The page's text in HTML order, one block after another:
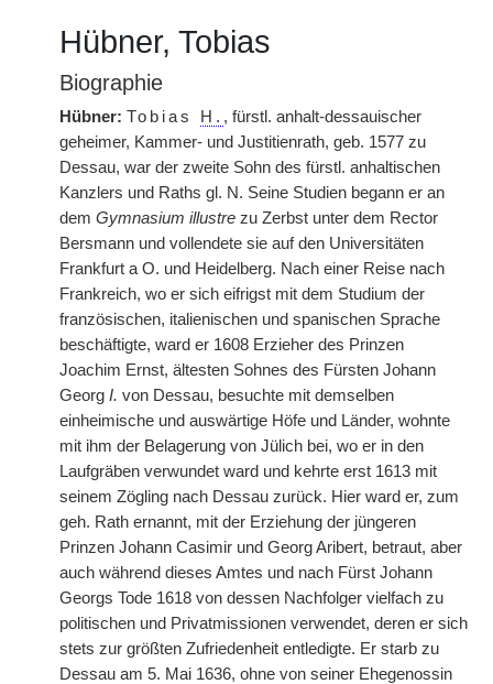
Hübner, Tobias
Biographie
Hübner: Tobias H. , fürstl. anhalt-dessauischer
geheimer, Kammer- und Justitienrath, geb. 1577 zu
Dessau, war der zweite Sohn des fürstl. anhaltischen
Kanzlers und Raths gl. N. Seine Studien begann er an
dem Gymnasium illustre zu Zerbst unter dem Rector
Bersmann und vollendete sie auf den Universitäten
Frankfurt a O. und Heidelberg. Nach einer Reise nach
Frankreich, wo er sich eifrigst mit dem Studium der
französischen, italienischen und spanischen Sprache
beschäftigte, ward er 1608 Erzieher des Prinzen
Joachim Ernst, ältesten Sohnes des Fürsten Johann
Georg I. von Dessau, besuchte mit demselben
einheimische und auswärtige Höfe und Länder, wohnte
mit ihm der Belagerung von Jülich bei, wo er in den
Laufgräben verwundet ward und kehrte erst 1613 mit
seinem Zögling nach Dessau zurück. Hier ward er, zum
geh. Rath ernannt, mit der Erziehung der jüngeren
Prinzen Johann Casimir und Georg Aribert, betraut, aber
auch während dieses Amtes und nach Fürst Johann
Georgs Tode 1618 von dessen Nachfolger vielfach zu
politischen und Privatmissionen verwendet, deren er sich
stets zur größten Zufriedenheit entledigte. Er starb zu
Dessau am 5. Mai 1636, ohne von seiner Ehegenossin